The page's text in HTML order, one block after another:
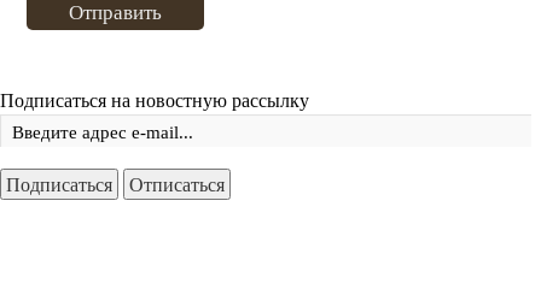
Отправить
Подписаться на новостную рассылку